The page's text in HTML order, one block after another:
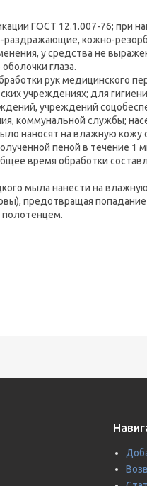
ГОСТ 12.1.007-76; при
раздражающие, кожно-
у средства не
глаза.
рук медицинского
учреждениях; для
учреждений
коммунальной службы;
наносят на влажную кожу
пеной в течение
время обработки
мыла нанести на
предотвращая попадание